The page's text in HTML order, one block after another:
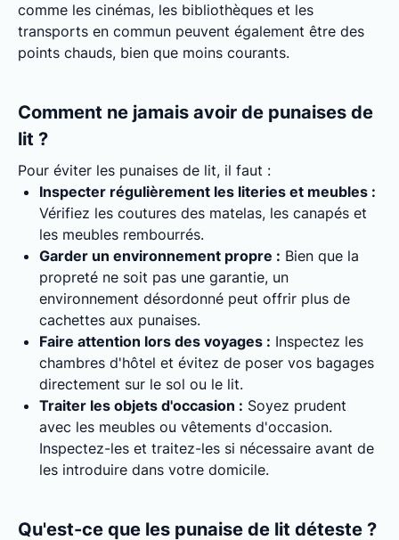
comme les cinémas, les bibliothèques et les
transports en commun peuvent également être des
points chauds, bien que moins courants.
Comment ne jamais avoir de punaises de
lit ?
Pour éviter les punaises de lit, il faut :
Inspecter régulièrement les literies et meubles :
Vérifiez les coutures des matelas, les canapés et
les meubles rembourrés.
Garder un environnement propre : Bien que la
propreté ne soit pas une garantie, un
environnement désordonné peut offrir plus de
cachettes aux punaises.
Faire attention lors des voyages : Inspectez les
chambres d'hôtel et évitez de poser vos bagages
directement sur le sol ou le lit.
Traiter les objets d'occasion : Soyez prudent
avec les meubles ou vêtements d'occasion.
Inspectez-les et traitez-les si nécessaire avant de
les introduire dans votre domicile.
Qu'est-ce que les punaise de lit déteste ?